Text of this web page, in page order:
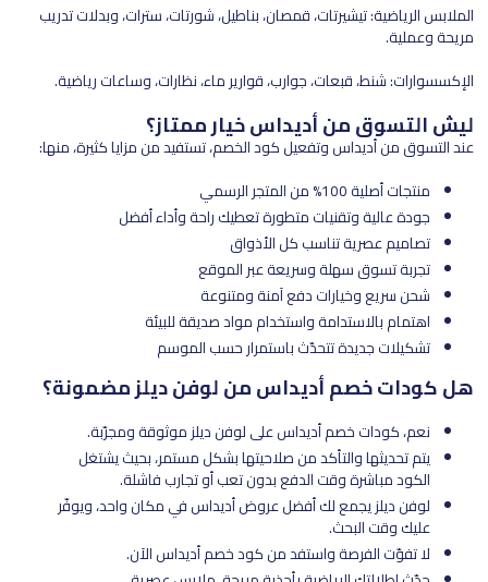
الملابس الرياضية: تيشيرتات، قمصان، بناطيل، شورتات، سترات، وبدلات تدريب
مريحة وعملية.
الإكسسوارات: شنط، قبعات، جوارب، قوارير ماء، نظارات، وساعات رياضية.
ليش التسوق من أديداس خيار ممتاز؟
عند التسوق من أديداس وتفعيل كود الخصم، تستفيد من مزايا كثيرة، منها:
منتجات أصلية 100% من المتجر الرسمي
جودة عالية وتقنيات متطورة تعطيك راحة وأداء أفضل
تصاميم عصرية تناسب كل الأذواق
تجربة تسوق سهلة وسريعة عبر الموقع
شحن سريع وخيارات دفع آمنة ومتنوعة
اهتمام بالاستدامة واستخدام مواد صديقة للبيئة
تشكيلات جديدة تتحدّث باستمرار حسب الموسم
هل كودات خصم أديداس من لوفن ديلز مضمونة؟
نعم، كودات خصم أديداس على لوفن ديلز موثوقة ومجرّبة.
يتم تحديثها والتأكد من صلاحيتها بشكل مستمر، بحيث يشتغل
الكود مباشرة وقت الدفع بدون تعب أو تجارب فاشلة.
لوفن ديلز يجمع لك أفضل عروض أديداس في مكان واحد، ويوفّر
عليك وقت البحث.
لا تفوّت الفرصة واستفد من كود خصم أديداس الآن.